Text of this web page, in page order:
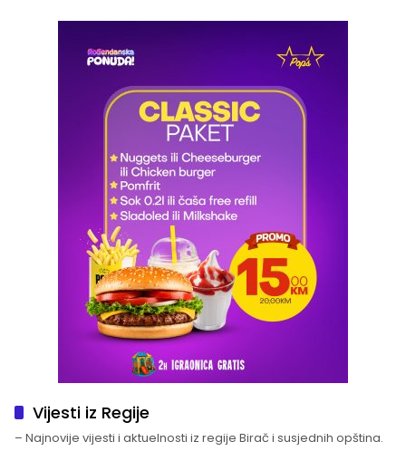
Vijesti iz Regije
– Najnovije vijesti i aktuelnosti iz regije Birač i susjednih opština.